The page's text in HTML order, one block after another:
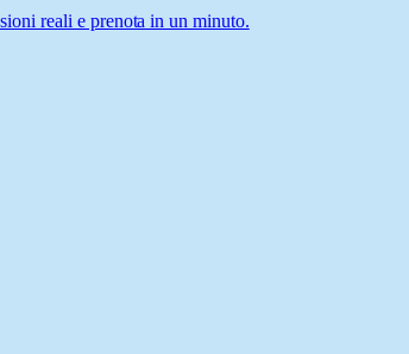
reali e prenota in un minuto.